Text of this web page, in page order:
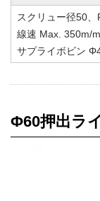
スクリュー径50
線速 Max. 350m/
サプライボビン
Φ60押出ラ